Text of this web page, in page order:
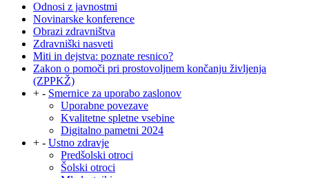
Odnosi z javnostmi
Novinarske konference
Obrazi zdravništva
Zdravniški nasveti
Miti in dejstva: poznate resnico?
Zakon o pomoči pri prostovoljnem končanju življenja
(ZPPKŽ)
+ - Smernice za uporabo zaslonov
Uporabne povezave
Kvalitetne spletne vsebine
Digitalno pametni 2024
+ - Ustno zdravje
Predšolski otroci
Šolski otroci